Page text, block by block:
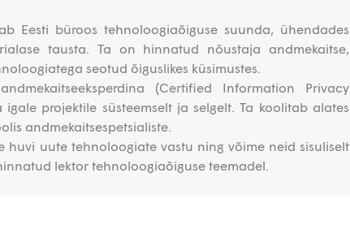
Eesti büroos tehnoloogiaõiguse suunda, ühendades
tausta. Ta on hinnatud nõustaja andmekaitse,
seotud õiguslikes küsimustes.
(Certified Information Privacy
igale projektile süsteemselt ja selgelt. Ta koolitab alates
andmekaitsespetsialiste.
huvi uute tehnoloogiate vastu ning võime neid sisuliselt
lektor tehnoloogiaõiguse teemadel.